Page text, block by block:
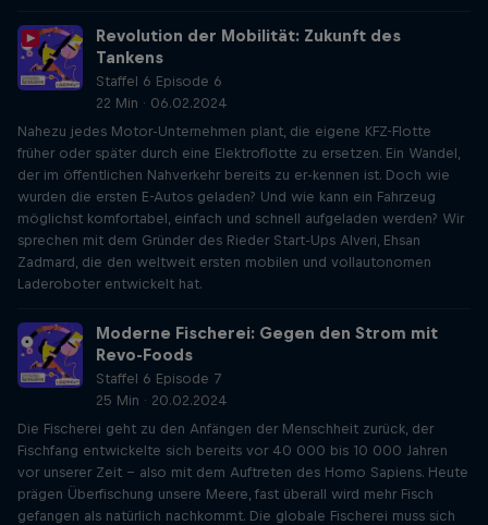
Revolution der Mobilität: Zukunft des
Tankens
Staffel 6 Episode 6
22 Min · 06.02.2024
Nahezu jedes Motor-Unternehmen plant, die eigene KFZ-Flotte
früher oder später durch eine Elektroflotte zu ersetzen. Ein Wandel,
der im öffentlichen Nahverkehr bereits zu er-kennen ist. Doch wie
wurden die ersten E-Autos geladen? Und wie kann ein Fahrzeug
möglichst komfortabel, einfach und schnell aufgeladen werden? Wir
sprechen mit dem Gründer des Rieder Start-Ups Alveri, Ehsan
Zadmard, die den weltweit ersten mobilen und vollautonomen
Laderoboter entwickelt hat.
Moderne Fischerei: Gegen den Strom mit
Revo-Foods
Staffel 6 Episode 7
25 Min · 20.02.2024
Die Fischerei geht zu den Anfängen der Menschheit zurück, der
Fischfang entwickelte sich bereits vor 40 000 bis 10 000 Jahren
vor unserer Zeit – also mit dem Auftreten des Homo Sapiens. Heute
prägen Überfischung unsere Meere, fast überall wird mehr Fisch
gefangen als natürlich nachkommt. Die globale Fischerei muss sich